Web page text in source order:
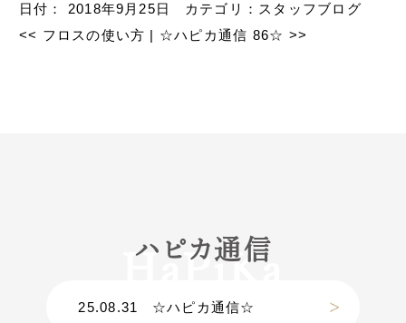
日付： 2018年9月25日 カテゴリ： スタッフブログ
<< フロスの使い方 | ☆ハピカ通信 86☆ >>
ハピカ通信
25.08.31 ☆ハピカ通信☆